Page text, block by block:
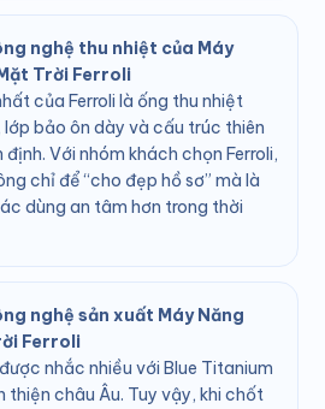
nghệ thu nhiệt của Máy
Trời Ferroli
của Ferroli là ống thu nhiệt
lớp bảo ôn dày và cấu trúc thiên
Với nhóm khách chọn Ferroli,
chỉ để “cho đẹp hồ sơ” mà là
dùng an tâm hơn trong thời
nghệ sản xuất Máy Năng
Ferroli
nhắc nhiều với Blue Titanium
thiện châu Âu. Tuy vậy, khi chốt